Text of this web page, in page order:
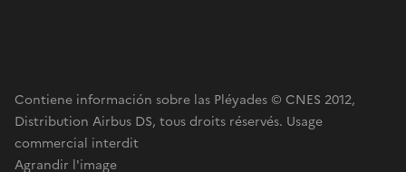
Contiene información sobre las Pléyades © CNES 2012,
Distribution Airbus DS, tous droits réservés. Usage
commercial interdit
Agrandir l'image